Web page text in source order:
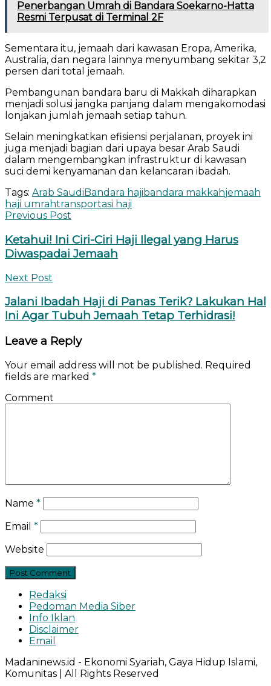
Penerbangan Umrah di Bandara Soekarno-Hatta
Resmi Terpusat di Terminal 2F
Sementara itu, jemaah dari kawasan Eropa, Amerika,
Australia, dan negara lainnya menyumbang sekitar 3,2
persen dari total jemaah.
Pembangunan bandara baru di Makkah diharapkan
menjadi solusi jangka panjang dalam mengakomodasi
lonjakan jumlah jemaah setiap tahun.
Selain meningkatkan efisiensi perjalanan, proyek ini
juga menjadi bagian dari upaya besar Arab Saudi
dalam mengembangkan infrastruktur di kawasan
suci demi kenyamanan dan kelancaran ibadah.
Tags: Arab Saudi Bandara hajibandara makkahjemaah
haji umrahtransportasi haji
Previous Post
Ketahui! Ini Ciri-Ciri Haji Ilegal yang Harus
Diwaspadai Jemaah
Next Post
Jalani Ibadah Haji di Panas Terik? Lakukan Hal
Ini Agar Tubuh Jemaah Tetap Terhidrasi!
Leave a Reply
Your email address will not be published. Required
fields are marked *
Comment
Name *
Email *
Website
Redaksi
Pedoman Media Siber
Info Iklan
Disclaimer
Email
Madaninews.id - Ekonomi Syariah, Gaya Hidup Islami,
Komunitas | All Rights Reserved